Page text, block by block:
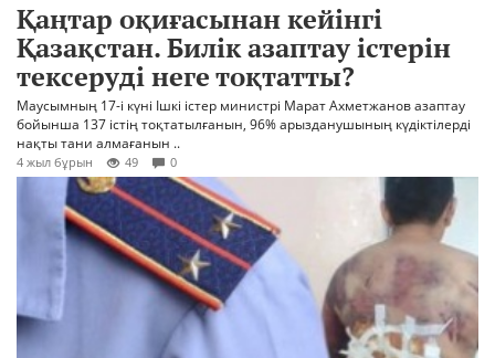
Қаңтар оқиғасынан кейінгі
Қазақстан. Билік азаптау істерін
тексеруді неге тоқтатты?
Маусымның 17-і күні Ішкі істер министрі Марат Ахметжанов азаптау
бойынша 137 істің тоқтатылғанын, 96% арызданушының күдіктілерді
нақты тани алмағанын ..
4 жыл бұрын 49 0